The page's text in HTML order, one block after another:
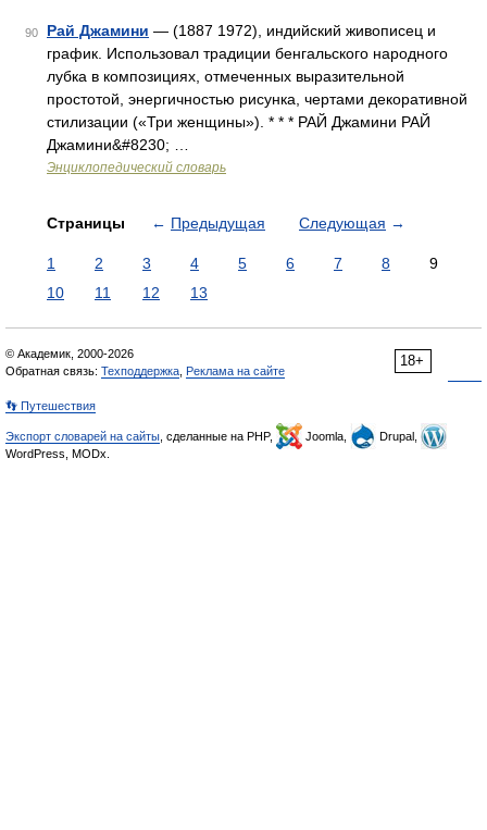
90 Рай Джамини — (1887 1972), индийский живописец и
график. Использовал традиции бенгальского народного
лубка в композициях, отмеченных выразительной
простотой, энергичностью рисунка, чертами декоративной
стилизации («Три женщины»). * * * РАЙ Джамини РАЙ
Джамини&#8230; …
Энциклопедический словарь
Страницы ← Предыдущая Следующая →
1 2 3 4 5 6 7 8
9
10
11 12 13
18+
© Академик, 2000-2026
Обратная связь: Техподдержка Реклама на сайте
👣 Путешествия
Экспорт словарей на сайты , сделанные на PHP, Joomla,
Drupal,
WordPress, MODx.